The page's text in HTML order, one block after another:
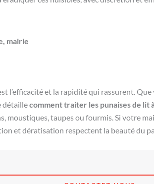
mairie
l’efficacité et la rapidité qui rassurent.
détaillecomment traiter les punaises de lit
moustiques, taupes ou fourmis. Si votre
et dératisation respectent la beauté du